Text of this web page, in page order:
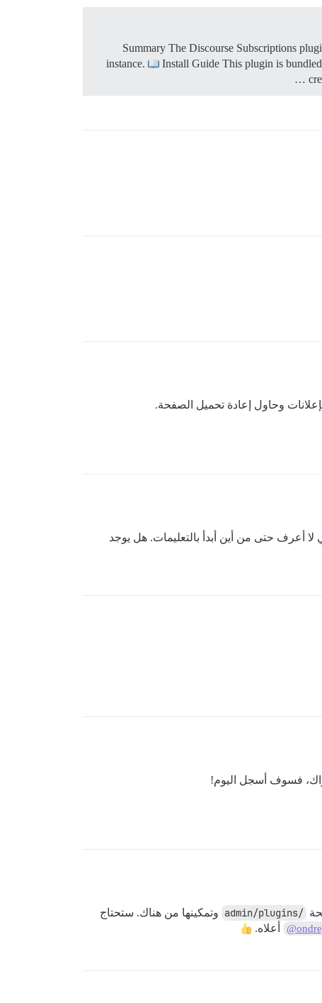
Summary The Discourse Subscriptions
instance.
Install Guide This plugin is
وحاول إعادة تحميل الصفحة.
لا أعرف حتى من أين أبدأ بالتعليمات. هل يوجد
/admin/plugins
وتمكينها من هناك. ستحتاج
أعلاه.